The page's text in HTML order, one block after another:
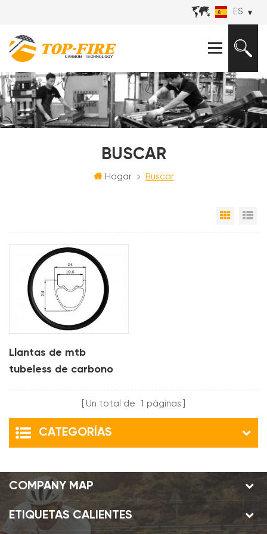
ES
BUSCAR
Hogar Buscar
Vista
Llantas de mtb
tubeless de carbono
Un total de 1 páginas
CATEGORÍAS
COMPANY MAP
ETIQUETAS CALIENTES